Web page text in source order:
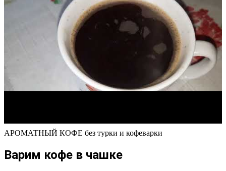
АРОМАТНЫЙ КОФЕ без турки и кофеварки
Варим кофе в чашке